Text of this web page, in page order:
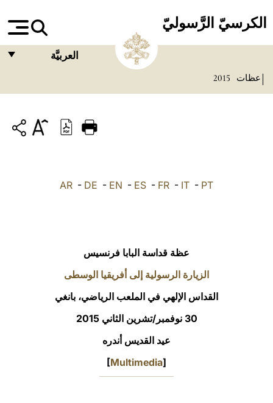
الكرسيّ الرَّسوليّ
العربيَّة
ITALIANO
中文
LATINE
عظات 2015
AR - DE - EN - ES - FR - IT - PT
عظة قداسة البابا فرنسيس
الزيارة الرسولية إلى أفريقيا الوسطى
القداس الإلهي في الملعب الرياضي، بانغي
30 نوفمبر/تشرين الثاني 2015
عيد القديس أندره
[Multimedia]